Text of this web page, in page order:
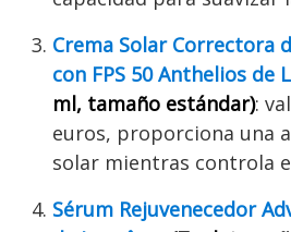
Crema Solar Correctora
con FPS 50 Anthelios de
ml, tamaño estándar):
euros, proporciona una
solar mientras controla
Sérum Rejuvenecedor